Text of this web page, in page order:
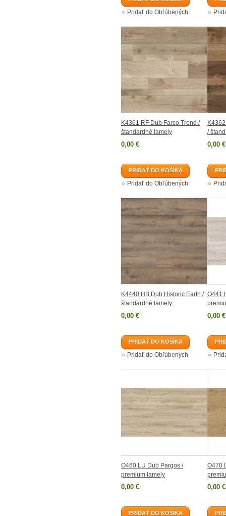
Pridať do Obľúbených
K4361 RF Dub Farco Trend /
štandardné lamely
0,00 €
PRIDAŤ DO KOŠÍKA
Pridať do Obľúbených
/
0,00 €
K4440 HB Dub Historic Earth /
štandardné lamely
0,00 €
PRIDAŤ DO KOŠÍKA
Pridať do Obľúbených
O441
0,00 €
O460 LU Dub Pargos /
premium lamely
0,00 €
PRIDAŤ DO KOŠÍKA
O470
0,00 €